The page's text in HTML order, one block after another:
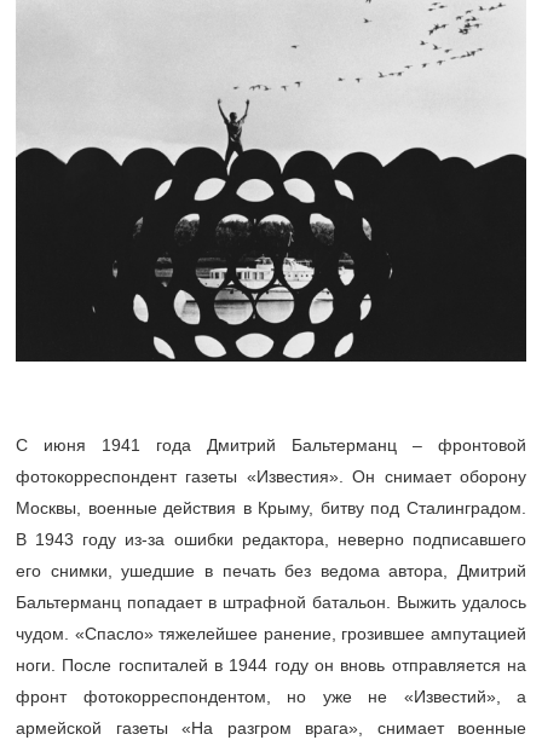
С июня 1941 года Дмитрий Бальтерманц – фронтовой
фотокорреспондент газеты «Известия». Он снимает оборону
Москвы, военные действия в Крыму, битву под Сталинградом.
В 1943 году из-за ошибки редактора, неверно подписавшего
его снимки, ушедшие в печать без ведома автора, Дмитрий
Бальтерманц попадает в штрафной батальон. Выжить удалось
чудом. «Спасло» тяжелейшее ранение, грозившее ампутацией
ноги. После госпиталей в 1944 году он вновь отправляется на
фронт фотокорреспондентом, но уже не «Известий», а
армейской газеты «На разгром врага», снимает военные